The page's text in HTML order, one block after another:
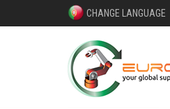
CHANGE LANGUAGE